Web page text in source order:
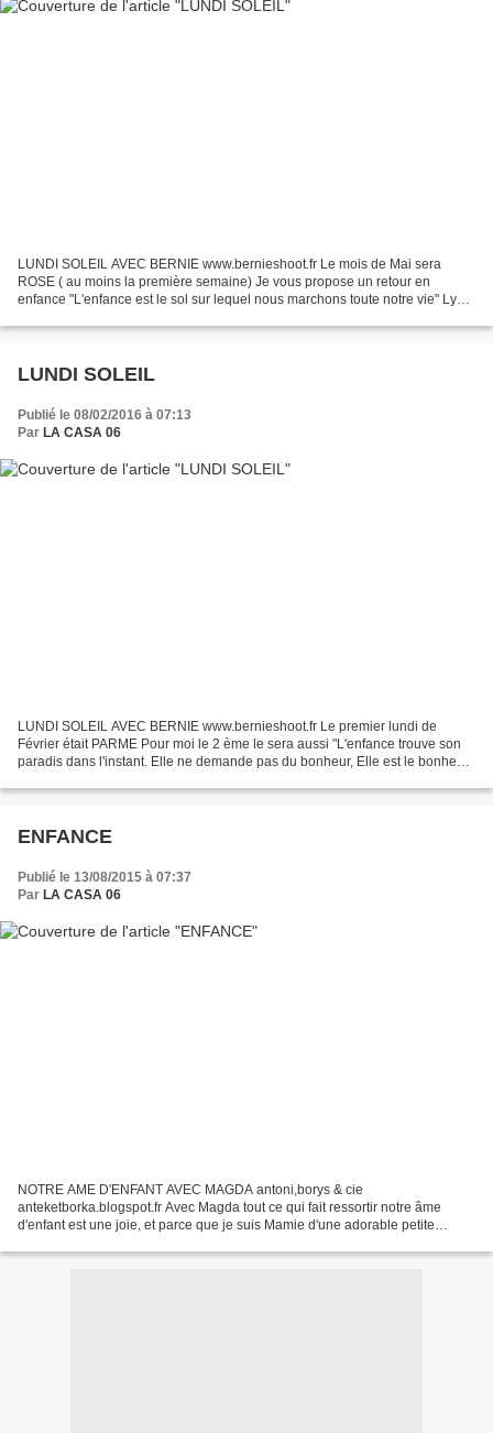
LUNDI SOLEIL AVEC BERNIE www.bernieshoot.fr Le mois de Mai sera
ROSE ( au moins la première semaine) Je vous propose un retour en
enfance "L'enfance est le sol sur lequel nous marchons toute notre vie" Lya
LUNDI SOLEIL
Publié le 08/02/2016 à 07:13
Par LA CASA 06
LUNDI SOLEIL AVEC BERNIE www.bernieshoot.fr Le premier lundi de
Février était PARME Pour moi le 2 ème le sera aussi "L'enfance trouve son
paradis dans l'instant. Elle ne demande pas du bonheur, Elle est le bonheur"
ENFANCE
Publié le 13/08/2015 à 07:37
Par LA CASA 06
NOTRE AME D'ENFANT AVEC MAGDA antoni,borys & cie
anteketborka.blogspot.fr Avec Magda tout ce qui fait ressortir notre âme
d'enfant est une joie, et parce que je suis Mamie d'une adorable petite